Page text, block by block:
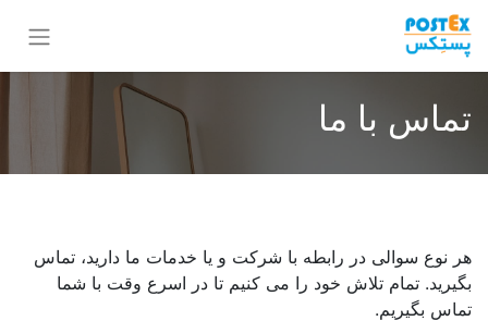
تماس با ما
هر نوع سوالی در رابطه با شرکت و یا خدمات ما دارید، تماس
بگیرید. تمام تلاش خود را می کنیم تا در اسرع وقت با شما
تماس بگیریم.